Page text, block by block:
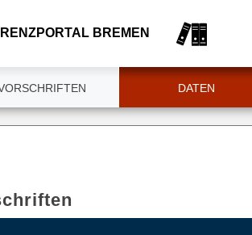
BREMEN
DATEN